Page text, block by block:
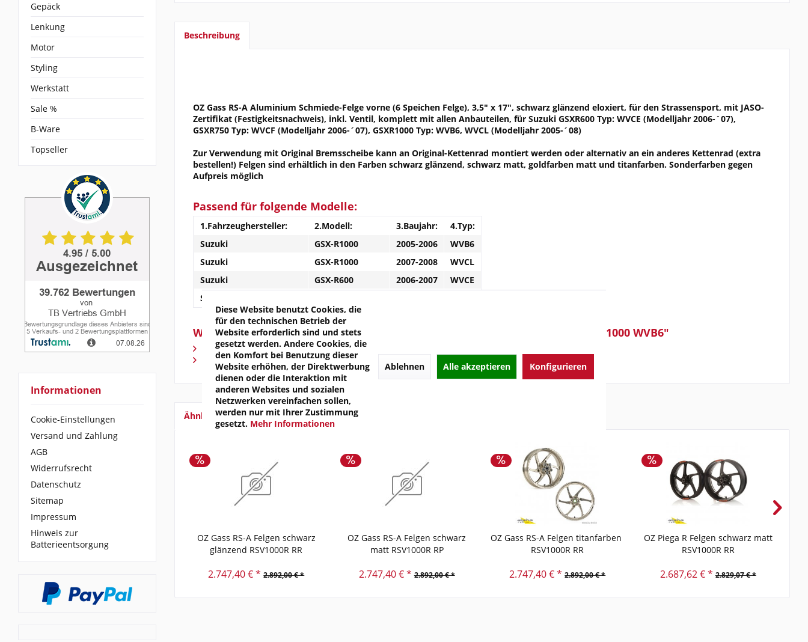
Gepäck
Lenkung
Motor
Styling
Werkstatt
Sale %
B-Ware
Topseller
Informationen
Cookie-Einstellungen
Versand und Zahlung
AGB
Widerrufsrecht
Datenschutz
Sitemap
Impressum
Hinweis zur
Batterieentsorgung
Beschreibung
OZ Gass RS-A Aluminium Schmiede-Felge vorne (6 Speichen Felge), 3,5" x 17", schwarz glänzend eloxiert, für den Strassensport, mit JASO-
Zertifikat (Festigkeitsnachweis), inkl. Ventil, komplett mit allen Anbauteilen, für Suzuki GSXR600 Typ: WVCE (Modelljahr 2006-´07),
GSXR750 Typ: WVCF (Modelljahr 2006-´07), GSXR1000 Typ: WVB6, WVCL (Modelljahr 2005-´08)
Zur Verwendung mit Original Bremsscheibe kann an Original-Kettenrad montiert werden oder alternativ an ein anderes Kettenrad (extra
bestellen!) Felgen sind erhältlich in den Farben schwarz glänzend, schwarz matt, goldfarben matt und titanfarben. Sonderfarben gegen
Aufpreis möglich
Passend für folgende Modelle:
1.Fahrzeughersteller: 2.Modell: 3.Baujahr:
4.Typ:
Suzuki
GSX-R1000 2005-2006
WVB6
Suzuki
GSX-R1000 2007-2008
WVCL
Suzuki
GSX-R600 2006-2007
WVCE
Suzuki
Weiterführende Links zu "OZ Gass RS-A Felge vorne schwarz glänzend GSX-R1000 WVB6"
Fragen zum Artikel?
Weitere Artikel von OZ
Ähnliche Artikel
OZ Gass RS-A Felgen schwarz
glänzend RSV1000R RR
2.747,40 € * 2.892,00 € *
OZ Gass RS-A Felgen schwarz
matt RSV1000R RP
2.747,40 € * 2.892,00 € *
OZ Gass RS-A Felgen titanfarben
RSV1000R RR
2.747,40 € * 2.892,00 € *
OZ Piega R Felgen schwarz matt
RSV1000R RR
2.687,62 € * 2.829,07 € *
Diese Website benutzt Cookies, die
für den technischen Betrieb der
Website erforderlich sind und stets
gesetzt werden. Andere Cookies, die
den Komfort bei Benutzung dieser
Website erhöhen, der Direktwerbung
dienen oder die Interaktion mit
anderen Websites und sozialen
Netzwerken vereinfachen sollen,
werden nur mit Ihrer Zustimmung
gesetzt. Mehr Informationen
Ablehnen Alle akzeptieren Konfigurieren